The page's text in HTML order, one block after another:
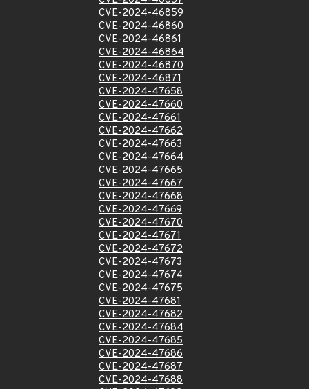
CVE-2024-46859
CVE-2024-46860
CVE-2024-46861
CVE-2024-46864
CVE-2024-46870
CVE-2024-46871
CVE-2024-47658
CVE-2024-47660
CVE-2024-47661
CVE-2024-47662
CVE-2024-47663
CVE-2024-47664
CVE-2024-47665
CVE-2024-47667
CVE-2024-47668
CVE-2024-47669
CVE-2024-47670
CVE-2024-47671
CVE-2024-47672
CVE-2024-47673
CVE-2024-47674
CVE-2024-47675
CVE-2024-47681
CVE-2024-47682
CVE-2024-47684
CVE-2024-47685
CVE-2024-47686
CVE-2024-47687
CVE-2024-47688